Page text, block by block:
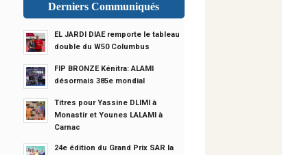
Derniers Communiqués
EL JARDI DIAE remporte le tableau
double du W50 Columbus
FIP BRONZE Kénitra: ALAMI
désormais 385e mondial
Titres pour Yassine DLIMI à
Monastir et Younes LALAMI à
Carnac
24e édition du Grand Prix SAR la